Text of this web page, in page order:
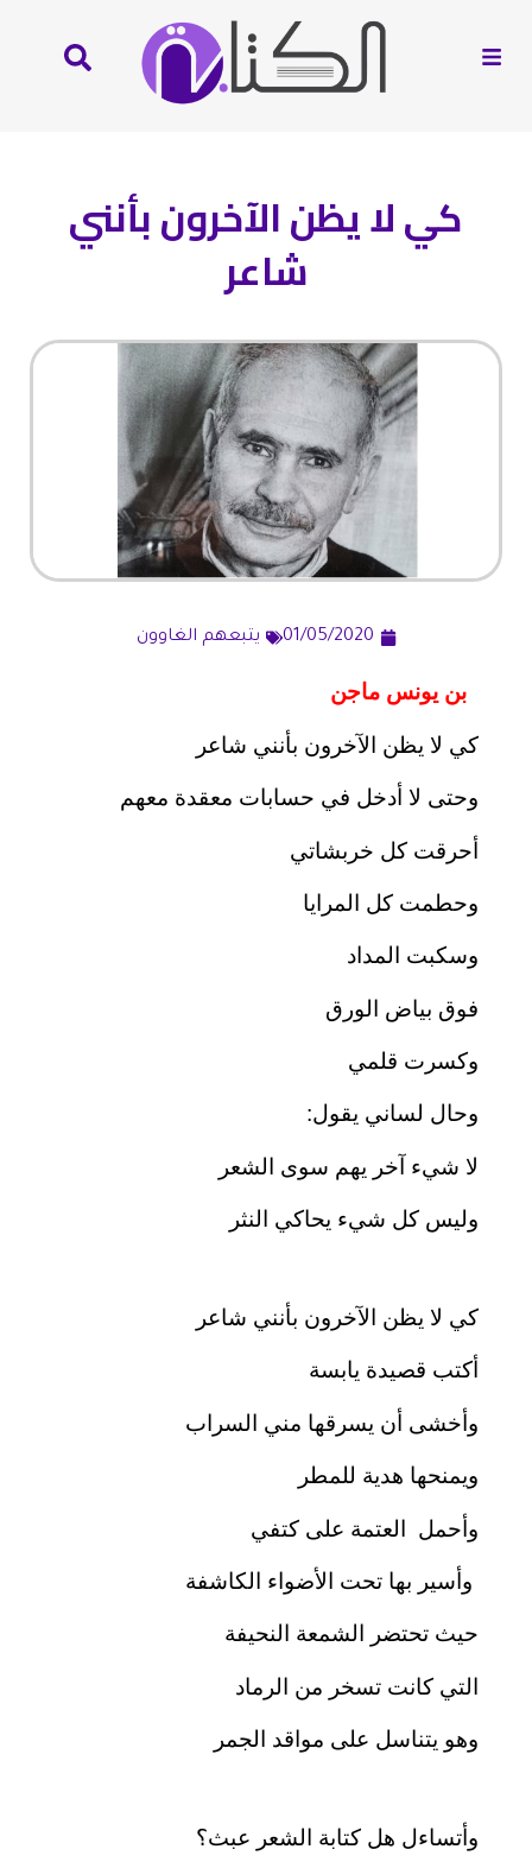
كي لا يظن الآخرون بأنني
شاعر
01/05/2020 يتبعهم الغاوون
بن يونس ماجن
كي لا يظن الآخرون بأنني شاعر
وحتى لا أدخل في حسابات معقدة معهم
أحرقت كل خربشاتي
وحطمت كل المرايا
وسكبت المداد
فوق بياض الورق
وكسرت قلمي
وحال لساني يقول:
لا شيء آخر يهم سوى الشعر
وليس كل شيء يحاكي النثر
كي لا يظن الآخرون بأنني شاعر
أكتب قصيدة يابسة
وأخشى أن يسرقها مني السراب
ويمنحها هدية للمطر
وأحمل العتمة على كتفي
وأسير بها تحت الأضواء الكاشفة
حيث تحتضر الشمعة النحيفة
التي كانت تسخر من الرماد
وهو يتناسل على مواقد الجمر
وأتساءل هل كتابة الشعر عبث؟